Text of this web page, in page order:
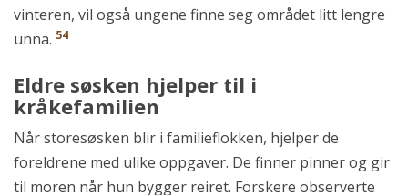
vinteren, vil også ungene finne seg området litt lengre
unna. 54
Eldre søsken hjelper til i
kråkefamilien
Når storesøsken blir i familieflokken, hjelper de
foreldrene med ulike oppgaver. De finner pinner og gir
til moren når hun bygger reiret. Forskere observerte